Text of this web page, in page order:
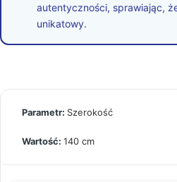
autentyczności, sprawiając,
unikatowy.
Szerokość
140 cm